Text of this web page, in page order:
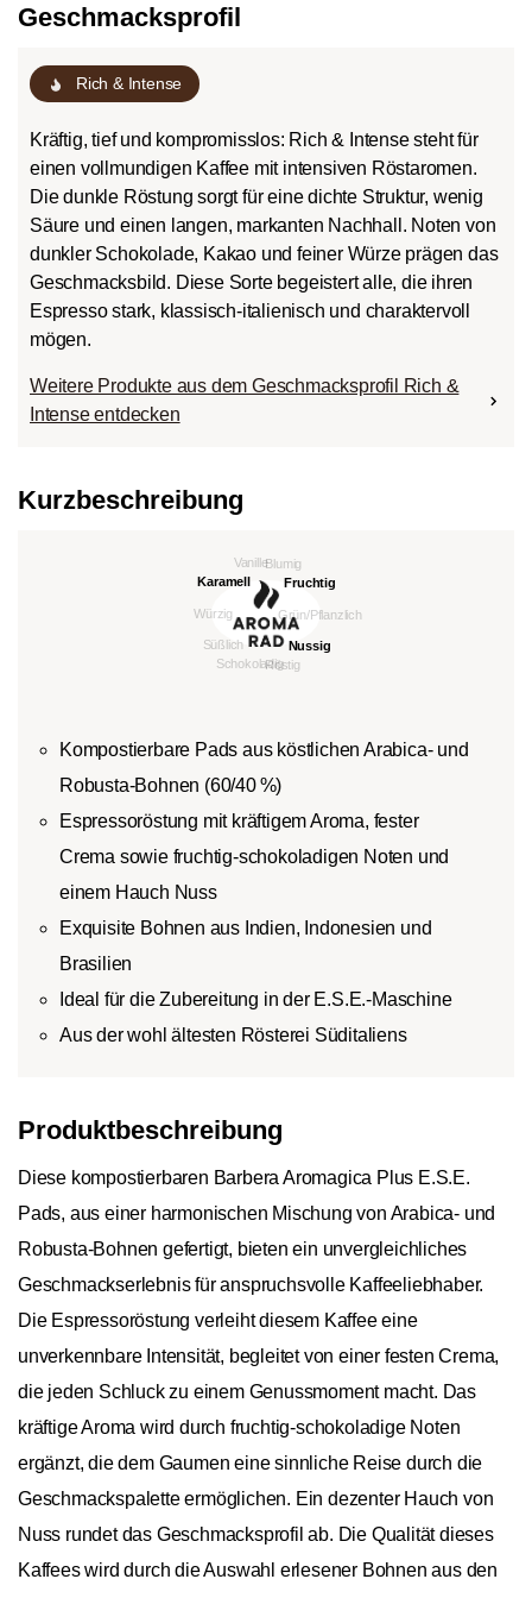
Geschmacksprofil
Rich & Intense
Kräftig, tief und kompromisslos: Rich & Intense steht für
einen vollmundigen Kaffee mit intensiven Röstaromen.
Die dunkle Röstung sorgt für eine dichte Struktur, wenig
Säure und einen langen, markanten Nachhall. Noten von
dunkler Schokolade, Kakao und feiner Würze prägen das
Geschmacksbild. Diese Sorte begeistert alle, die ihren
Espresso stark, klassisch-italienisch und charaktervoll
mögen.
Weitere Produkte aus dem Geschmacksprofil Rich &
Intense entdecken
Kurzbeschreibung
Kompostierbare Pads aus köstlichen Arabica- und
Robusta-Bohnen (60/40 %)
Espressoröstung mit kräftigem Aroma, fester
Crema sowie fruchtig-schokoladigen Noten und
einem Hauch Nuss
Exquisite Bohnen aus Indien, Indonesien und
Brasilien
Ideal für die Zubereitung in der E.S.E.-Maschine
Aus der wohl ältesten Rösterei Süditaliens
Produktbeschreibung
Diese kompostierbaren Barbera Aromagica Plus E.S.E.
Pads, aus einer harmonischen Mischung von Arabica- und
Robusta-Bohnen gefertigt, bieten ein unvergleichliches
Geschmackserlebnis für anspruchsvolle Kaffeeliebhaber.
Die Espressoröstung verleiht diesem Kaffee eine
unverkennbare Intensität, begleitet von einer festen Crema,
die jeden Schluck zu einem Genussmoment macht. Das
kräftige Aroma wird durch fruchtig-schokoladige Noten
ergänzt, die dem Gaumen eine sinnliche Reise durch die
Geschmackspalette ermöglichen. Ein dezenter Hauch von
Nuss rundet das Geschmacksprofil ab. Die Qualität dieses
Kaffees wird durch die Auswahl erlesener Bohnen aus den